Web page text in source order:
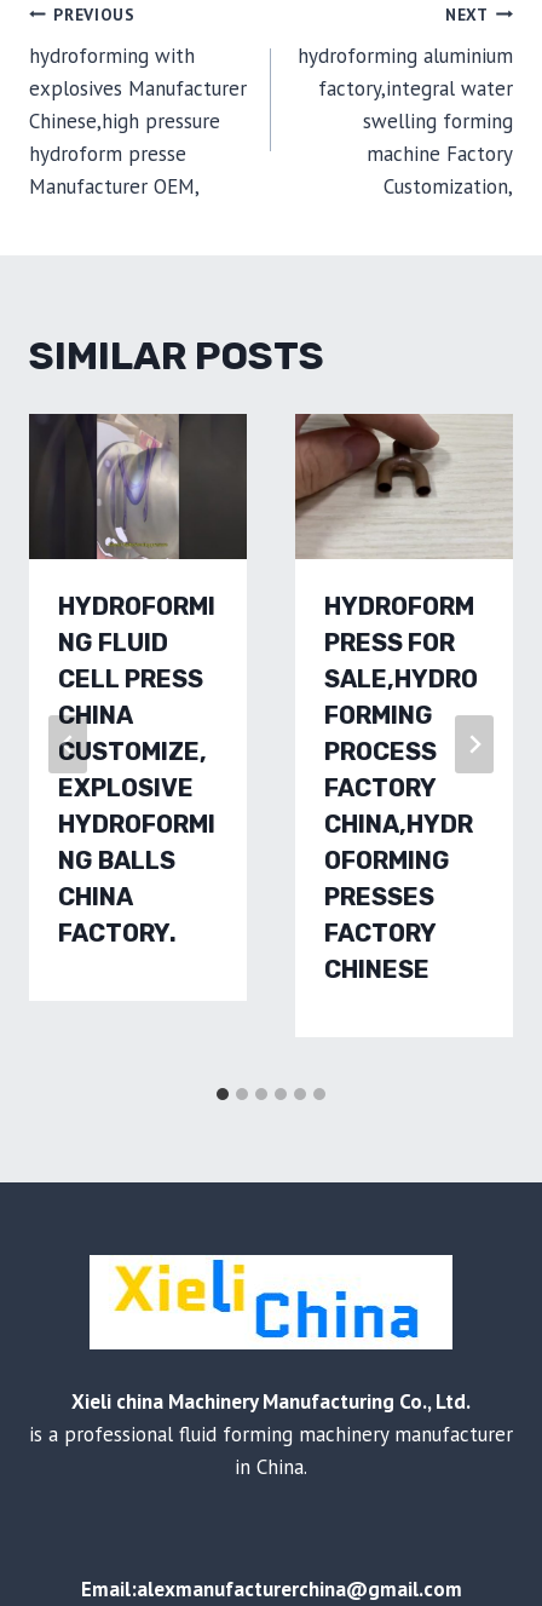
POST
NAVIGATION
PREVIOUS
hydroforming with
explosives Manufacturer
Chinese,high pressure
hydroform presse
Manufacturer OEM,
NEXT
hydroforming aluminium
factory,integral water
swelling forming
machine Factory
Customization,
SIMILAR POSTS
HYDROFORMI
NG FLUID
CELL PRESS
CHINA
CUSTOMIZE,
EXPLOSIVE
HYDROFORMI
NG BALLS
CHINA
FACTORY.
HYDROFORM
PRESS FOR
SALE,HYDRO
FORMING
PROCESS
FACTORY
CHINA,HYDR
OFORMING
PRESSES
FACTORY
CHINESE
Xieli china Machinery Manufacturing Co., Ltd.
is a professional fluid forming machinery manufacturer
in China.
Email:alexmanufacturerchina@gmail.com